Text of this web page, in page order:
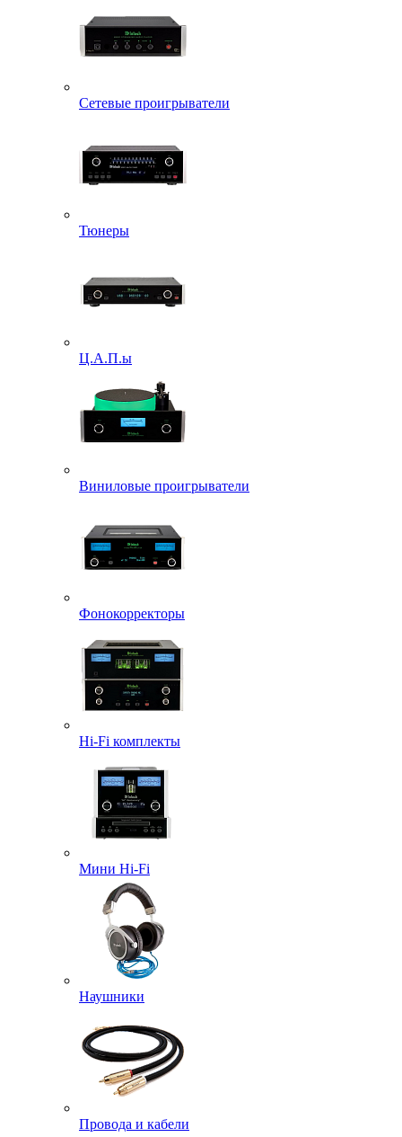
Сетевые проигрыватели
Тюнеры
Ц.А.П.ы
Виниловые проигрыватели
Фонокорректоры
Hi-Fi комплекты
Мини Hi-Fi
Наушники
Провода и кабели